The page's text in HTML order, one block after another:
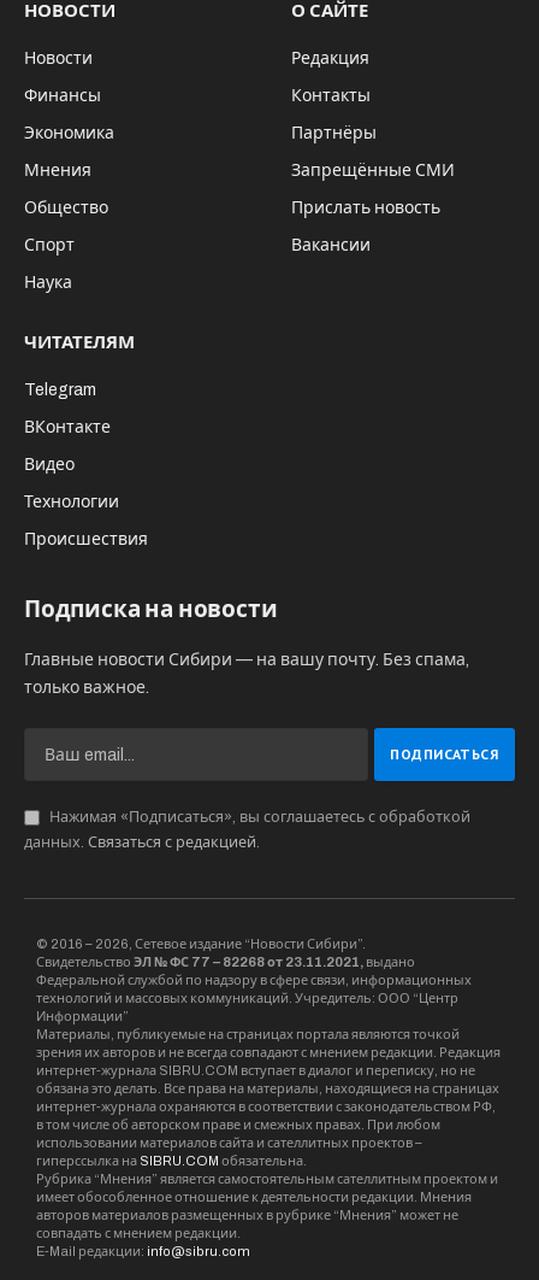
НОВОСТИ
Новости
Финансы
Экономика
Мнения
Общество
Спорт
Наука
О САЙТЕ
Редакция
Контакты
Партнёры
Запрещённые СМИ
Прислать новость
Вакансии
ЧИТАТЕЛЯМ
Telegram
ВКонтакте
Видео
Технологии
Происшествия
Подписка на новости
Главные новости Сибири — на вашу почту. Без спама,
только важное.
Нажимая «Подписаться», вы соглашаетесь с обработкой
данных. Связаться с редакцией.
© 2016 – 2026, Сетевое издание “Новости Сибири”.
Свидетельство ЭЛ № ФС 77 – 82268 от 23.11.2021, выдано
Федеральной службой по надзору в сфере связи, информационных
технологий и массовых коммуникаций. Учредитель: ООО “Центр
Информации”
Материалы, публикуемые на страницах портала являются точкой
зрения их авторов и не всегда совпадают с мнением редакции. Редакция
интернет-журнала SIBRU.COM вступает в диалог и переписку, но не
обязана это делать. Все права на материалы, находящиеся на страницах
интернет-журнала охраняются в соответствии с законодательством РФ,
в том числе об авторском праве и смежных правах. При любом
использовании материалов сайта и сателлитных проектов –
гиперссылка на SIBRU.COM обязательна.
Рубрика “Мнения” является самостоятельным сателлитным проектом и
имеет обособленное отношение к деятельности редакции. Мнения
авторов материалов размещенных в рубрике “Мнения” может не
совпадать с мнением редакции.
E-Mail редакции: info@sibru.com